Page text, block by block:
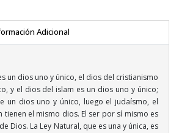
Adicional
un dios uno y único, el dios del cristianismo
y el dios del islam es un dios uno y único;
un dios uno y único, luego el judaísmo, el
tienen el mismo dios. El ser por sí mismo es
Dios. La Ley Natural, que es una y única, es